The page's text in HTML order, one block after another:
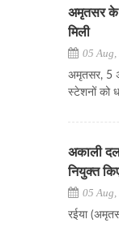
अमृतसर के
मिली
05
अमृतसर, 5
स्टेशनों को
अकाली दल
नियुक्त
05
रईया